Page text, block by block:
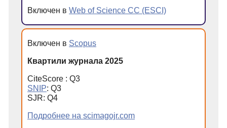
Включен в Web of Science CC (ESCI)
Включен в Scopus
Квартили журнала 2025
CiteScore : Q3
SNIP: Q3
SJR: Q4
Подробнее на scimagojr.com